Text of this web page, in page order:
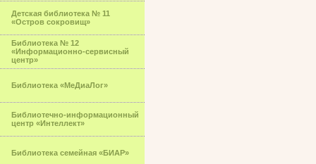
Детская библиотека № 11
«Остров сокровищ»
Библиотека № 12
«Информационно-сервисный
центр»
Библиотека «МеДиаЛог»
Библиотечно-информационный
центр «Интеллект»
Библиотека семейная «БИАР»